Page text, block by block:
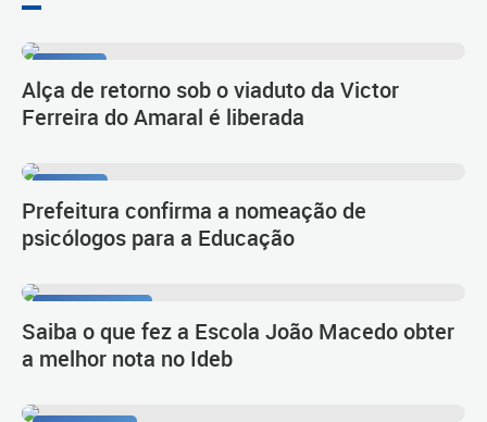
Alça de retorno sob o viaduto da Victor
Ferreira do Amaral é liberada
Prefeitura confirma a nomeação de
psicólogos para a Educação
Saiba o que fez a Escola João Macedo obter
a melhor nota no Ideb